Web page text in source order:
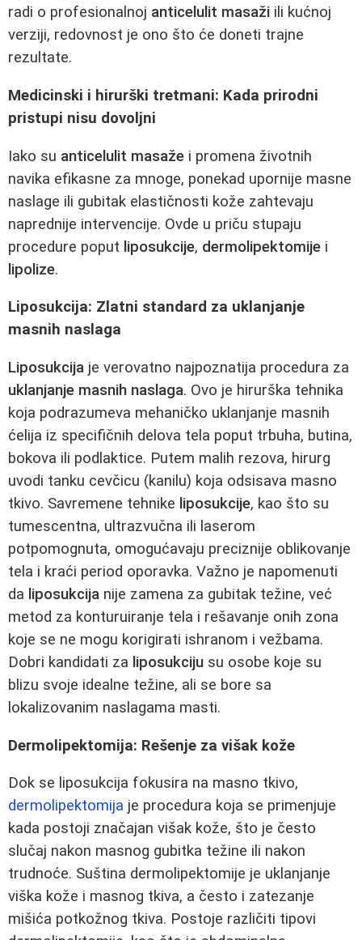
radi o profesionalnoj anticelulit masaži ili kućnoj
verziji, redovnost je ono što će doneti trajne
rezultate.
Medicinski i hirurški tretmani: Kada prirodni
pristupi nisu dovoljni
Iako su anticelulit masaže i promena životnih
navika efikasne za mnoge, ponekad upornije masne
naslage ili gubitak elastičnosti kože zahtevaju
naprednije intervencije. Ovde u priču stupaju
procedure poput liposukcije, dermolipektomije i
lipolize.
Liposukcija: Zlatni standard za uklanjanje
masnih naslaga
Liposukcija je verovatno najpoznatija procedura za
uklanjanje masnih naslaga. Ovo je hirurška tehnika
koja podrazumeva mehaničko uklanjanje masnih
ćelija iz specifičnih delova tela poput trbuha, butina,
bokova ili podlaktice. Putem malih rezova, hirurg
uvodi tanku cevčicu (kanilu) koja odsisava masno
tkivo. Savremene tehnike liposukcije, kao što su
tumescentna, ultrazvučna ili laserom
potpomognuta, omogućavaju preciznije oblikovanje
tela i kraći period oporavka. Važno je napomenuti
da liposukcija nije zamena za gubitak težine, već
metod za konturuiranje tela i rešavanje onih zona
koje se ne mogu korigirati ishranom i vežbama.
Dobri kandidati za liposukciju su osobe koje su
blizu svoje idealne težine, ali se bore sa
lokalizovanim naslagama masti.
Dermolipektomija: Rešenje za višak kože
Dok se liposukcija fokusira na masno tkivo,
dermolipektomija je procedura koja se primenjuje
kada postoji značajan višak kože, što je često
slučaj nakon masnog gubitka težine ili nakon
trudnoće. Suština dermolipektomije je uklanjanje
viška kože i masnog tkiva, a često i zatezanje
mišića potkožnog tkiva. Postoje različiti tipovi